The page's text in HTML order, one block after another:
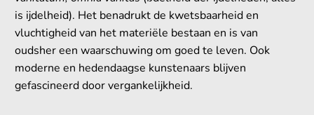
is ijdelheid). Het benadrukt de kwetsbaarheid en
vluchtigheid van het materiële bestaan en is van
oudsher een waarschuwing om goed te leven. Ook
moderne en hedendaagse kunstenaars blijven
gefascineerd door vergankelijkheid.